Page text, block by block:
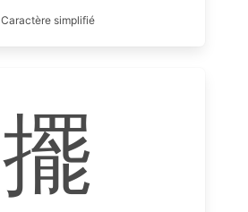
Caractère simplifié
擺